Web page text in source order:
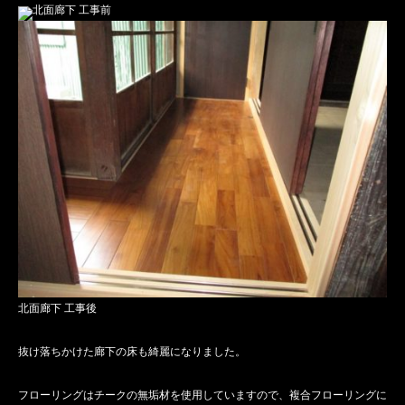
北面廊下 工事前
北面廊下 工事後
抜け落ちかけた廊下の床も綺麗になりました。
フローリングはチークの無垢材を使用していますので、複合フローリングに